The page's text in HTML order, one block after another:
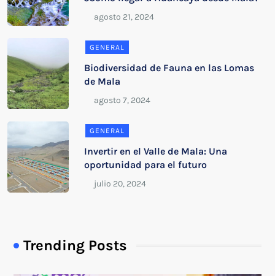
GENERAL
Biodiversidad de Fauna en las Lomas
de Mala
GENERAL
Invertir en el Valle de Mala: Una
oportunidad para el futuro
Trending Posts